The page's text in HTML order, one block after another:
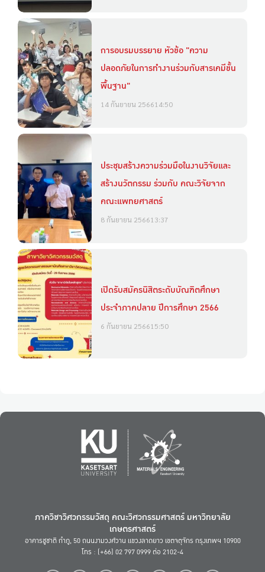
การอบรมบรรยาย หัวข้อ "ความ
ปลอดภัยในการทำงานร่วมกับสารเคมีขั้น
พื้นฐาน"
14 กันยายน 256614:50
ประชุมสร้างความร่วมมือในงานวิจัยและ
สร้างนวัตกรรม ร่วมกับ คณะวิจัยจาก
คณะแพทยศาสตร์
8 กันยายน 256613:37
เปิดรับสมัครนิสิตระดับบัณฑิตศึกษา
ประจำภาคปลาย ปีการศึกษา 2566
6 กันยายน 256615:50
ภาควิชาวิศวกรรมวัสดุ คณะวิศวกรรมศาสตร์ มหาวิทยาลัย
เกษตรศาสตร์
อาคารชูชาติ กำภู, 50 ถนนงามวงศ์วาน แขวงลาดยาว เขตจตุจักร กรุงเทพฯ 10900
โทร : (+66) 02 797 0999 ต่อ 2102-4